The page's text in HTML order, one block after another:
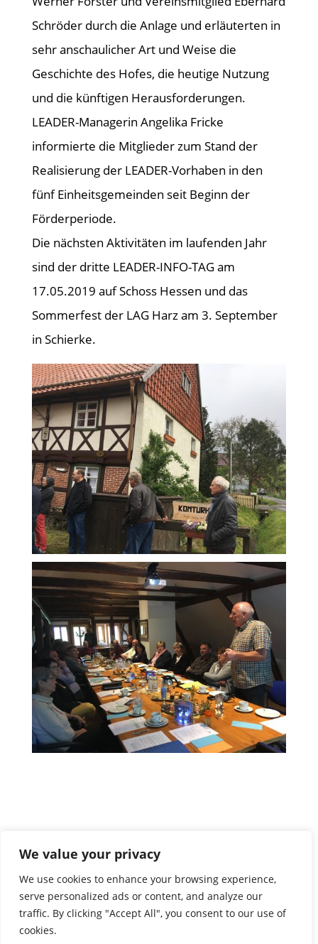
We value your privacy
We use cookies to enhance your browsing experience,
serve personalized ads or content, and analyze our
traffic. By clicking "Accept All", you consent to our use of
cookies.
Schröder durch die Anlage und erläuterten in
sehr anschaulicher Art und Weise die
Geschichte des Hofes, die heutige Nutzung
und die künftigen Herausforderungen.
LEADER-Managerin Angelika Fricke
informierte die Mitglieder zum Stand der
Realisierung der LEADER-Vorhaben in den
fünf Einheitsgemeinden seit Beginn der
Förderperiode.
Die nächsten Aktivitäten im laufenden Jahr
sind der dritte LEADER-INFO-TAG am
17.05.2019 auf Schoss Hessen und das
Sommerfest der LAG Harz am 3. September
in Schierke.